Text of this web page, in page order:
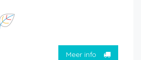
Meer info